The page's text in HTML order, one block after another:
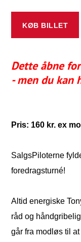
KØB BILLET
Dette åbne
- men du kan
Pris: 160 kr. ex
SalgsPiloterne
foredragsturné!
Altid energiske
råd og
går fra modløs til